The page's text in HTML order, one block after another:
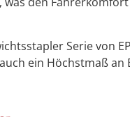
Serie
ein Höch­st­maß